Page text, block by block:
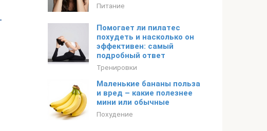
Питание
Помогает ли пилатес
похудеть и насколько он
эффективен: самый
подробный ответ
Тренировки
Маленькие бананы польза
и вред – какие полезнее
мини или обычные
Похудение